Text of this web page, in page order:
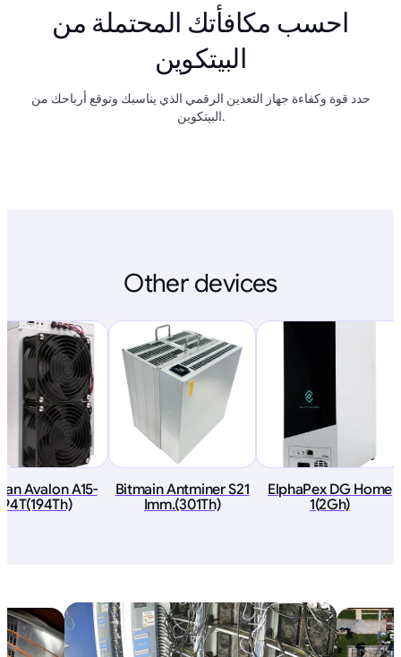
احسب مكافأتك المحتملة من
البيتكوين
حدد قوة وكفاءة جهاز التعدين الرقمي الذي يناسبك وتوقع أرباحك من
البيتكوين.
Other devices
Avalon A15-
Bitmain Antminer S21
Imm.(301Th)
ElphaPex DG Home
1(2Gh)